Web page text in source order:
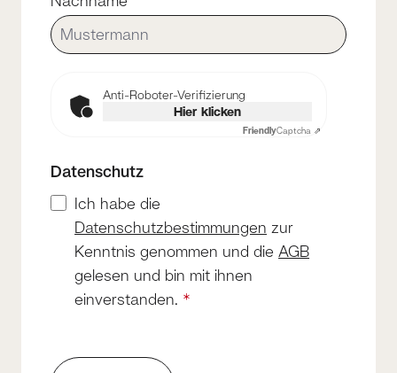
Anti-Roboter-Verifizierung
Hier klicken
FriendlyCaptcha ⇗
Datenschutz
Ich habe die
Datenschutzbestimmungen zur
Kenntnis genommen und dieAGB
gelesen und bin mit ihnen
einverstanden. *